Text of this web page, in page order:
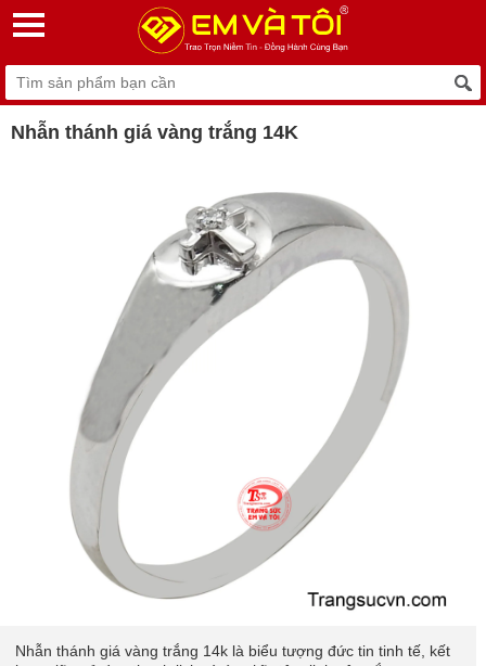
Nhẫn thánh giá vàng trắng 14K
Chất liệu vàng trắng 14k mang đến màu sắc sáng bóng, độ bền